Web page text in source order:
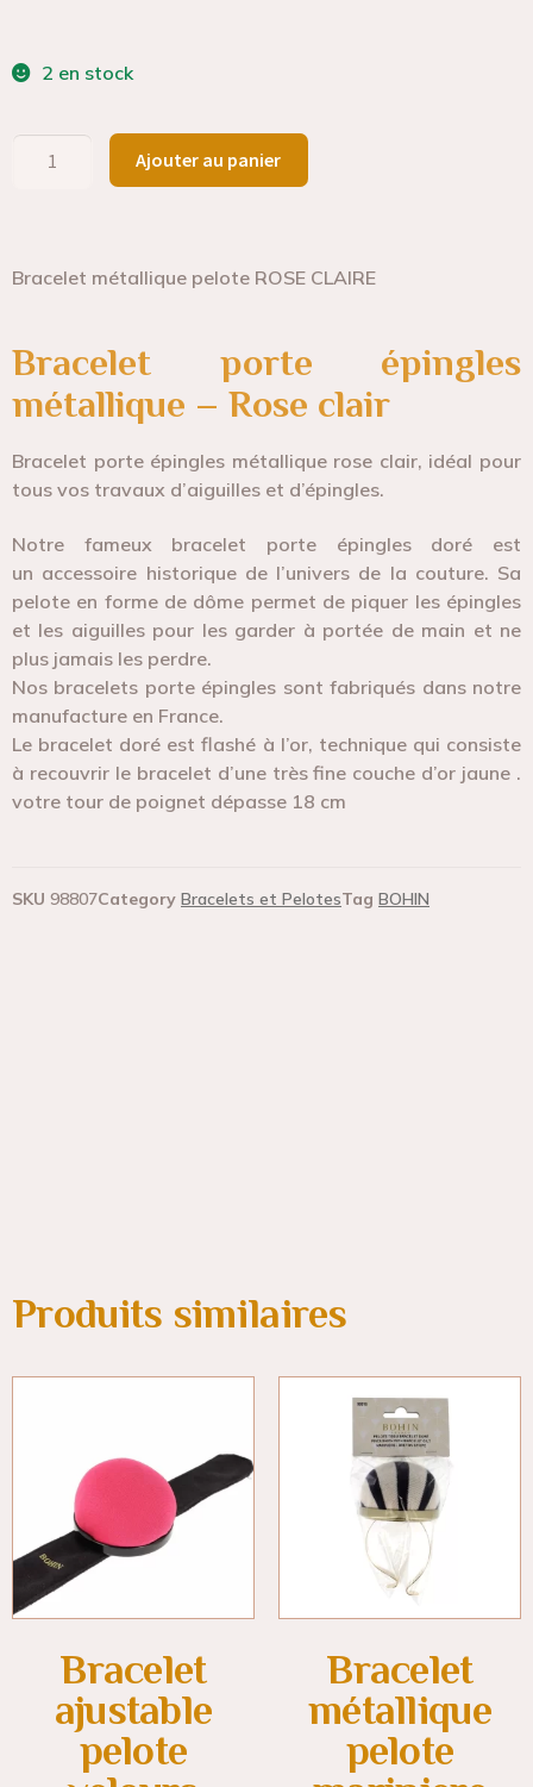
2 en stock
Ajouter au panier
Bracelet métallique pelote ROSE CLAIRE
Bracelet porte épingles
métallique – Rose clair
Bracelet porte épingles métallique rose clair, idéal pour
tous vos travaux d’aiguilles et d’épingles.
Notre fameux bracelet porte épingles doré est
un accessoire historique de l’univers de la couture. Sa
pelote en forme de dôme permet de piquer les épingles
et les aiguilles pour les garder à portée de main et ne
plus jamais les perdre.
Nos bracelets porte épingles sont fabriqués dans notre
manufacture en France.
Le bracelet doré est flashé à l’or, technique qui consiste
à recouvrir le bracelet d’une très fine couche d’or jaune .
votre tour de poignet dépasse 18 cm
SKU 98807Category Bracelets et PelotesTag BOHIN
Produits similaires
Bracelet
ajustable
pelote
Bracelet
métallique
pelote